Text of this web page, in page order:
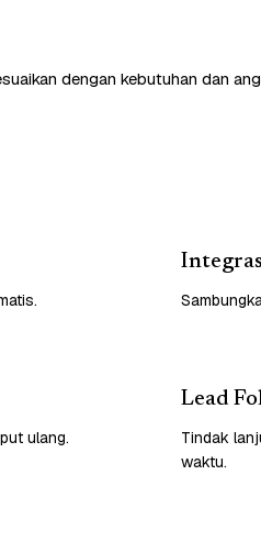
dengan kebutuhan dan
ulang.
Lead
Tindak
waktu.